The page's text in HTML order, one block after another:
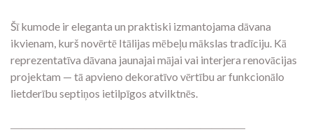
Šī kumode ir eleganta un praktiski izmantojama dāvana
ikvienam, kurš novērtē Itālijas mēbeļu mākslas tradīciju. Kā
reprezentatīva dāvana jaunajai mājai vai interjera renovācijas
projektam — tā apvieno dekoratīvo vērtību ar funkcionālo
lietderību septiņos ietilpīgos atvilktnēs.
―――――――――――――――――――――